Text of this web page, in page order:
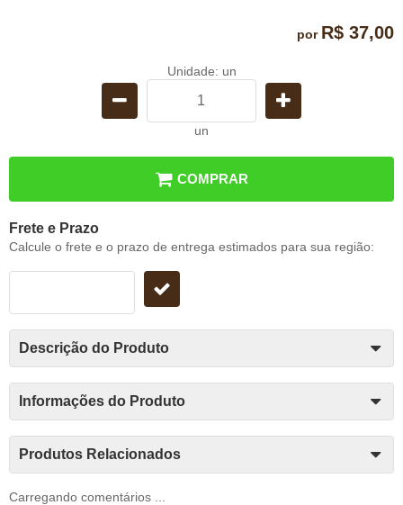
por R$ 37,00
Unidade: un
un
COMPRAR
Frete e Prazo
Calcule o frete e o prazo de entrega estimados para sua região:
Descrição do Produto
Informações do Produto
Produtos Relacionados
Carregando comentários ...